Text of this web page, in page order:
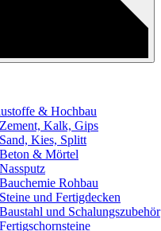
& Hochbau
Zement, Kalk, Gips
Sand, Kies, Splitt
Beton & Mörtel
Nassputz
Bauchemie Rohbau
Steine und Fertigdecken
Baustahl und Schalungszubehör
Fertigschornsteine